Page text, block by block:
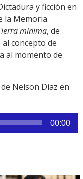
y ficción en
la Memoria.
mínima, de
concepto de
al momento de
Nelson Díaz en
00:00